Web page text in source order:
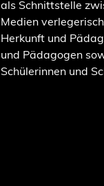
als Schnittstelle
Medien
Herkunft und
und Pädagogen
Schülerinnen und